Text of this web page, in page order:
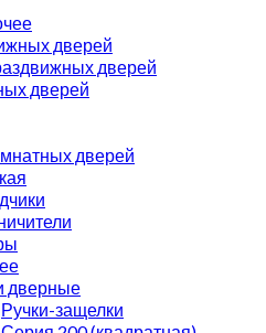
дверей
дверей
дверей
дверей
дверные
Ручки-защелки